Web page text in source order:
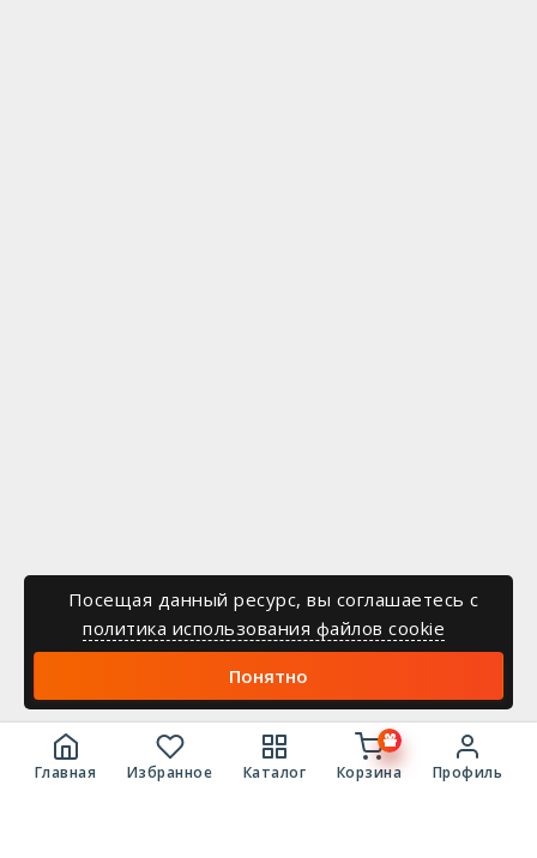
Посещая данный ресурс, вы соглашаетесь c
политика использования файлов cookie
Понятно
Главная Избранное Каталог Корзина Профиль